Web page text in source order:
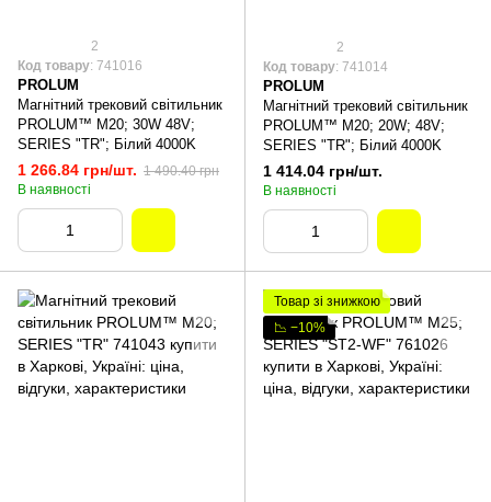
2
Код товару: 741016
PROLUM
Магнітний трековий світильник
PROLUM™ M20; 30W 48V;
SERIES "TR"; Білий 4000K
1 266.84 грн/шт. 1 490.40 грн
В наявності
2
Код товару: 741014
PROLUM
Магнітний трековий світильник
PROLUM™ M20; 20W; 48V;
SERIES "TR"; Білий 4000K
1 414.04 грн/шт.
В наявності
Товар зі знижкою
📉 −10%